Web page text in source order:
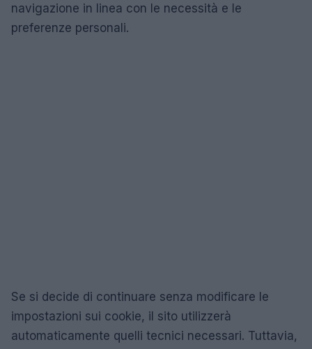
navigazione in linea con le necessità e le
preferenze personali.
Se si decide di continuare senza modificare le
impostazioni sui cookie, il sito utilizzerà
automaticamente quelli tecnici necessari. Tuttavia,